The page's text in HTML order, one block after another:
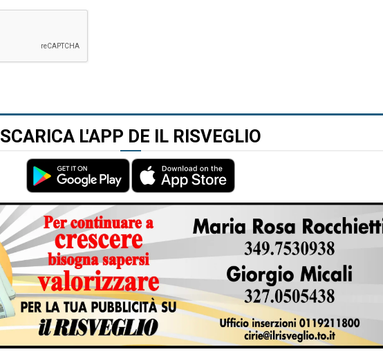
SCARICA L'APP DE IL RISVEGLIO